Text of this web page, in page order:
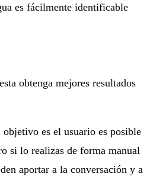
es fácilmente identificable
obtenga mejores resultados
es el usuario es posible
si lo realizas de forma manual
aportar a la conversación y a